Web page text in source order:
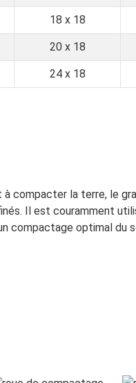
18 x 18
20 x 18
24 x 18
compacter la terre, le
Il est couramment
compactage optimal du